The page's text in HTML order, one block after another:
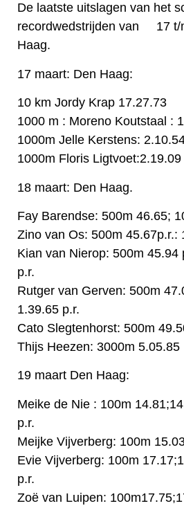
De laatste uitslagen van het
recordwedstrijden van 17 t/
Haag.
17 maart: Den Haag:
10 km Jordy Krap 17.27.73
1000 m : Moreno Koutstaal :
1000m Jelle Kerstens:
1000m Floris Ligtvoet:2.19.09
18 maart: Den Haag.
Fay Barendse: 500m 46.65;
Zino van Os: 500m 45.67p.r.:
Kian van Nierop: 500m 45.94
p.r.
Rutger van Gerven: 500m
1.39.65 p.r.
Cato Slegtenhorst: 500m
Thijs Heezen: 3000m 5.05.85
19 maart Den Haag:
Meike de Nie : 100m
p.r.
Meijke Vijverberg: 100m
Evie Vijverberg: 100m
p.r.
Zoë van Luipen: